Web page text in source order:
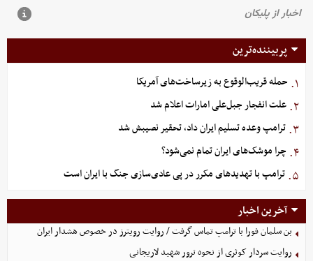
پربیننده‌ترین
۱. حمله قریب‌الوقوع به زیرساخت‌های آمریکا
۲. علت انفجار جبل‌علی امارات اعلام شد
۳. ترامپ وعده تسلیم ایران داد، تحقیر نصیبش شد
۴. چرا موشک‌های ایران تمام نمی‌شود؟
۵. ترامپ با تهدیدهای مکرر در پی عادی‌سازی جنگ با ایران است
آخرین اخبار
بن سلمان فورا با ترامپ تماس گرفت / روایت رویترز در خصوص هشدار ایران
روایت سردار کوثری از نحوه ترور شهید لاریجانی